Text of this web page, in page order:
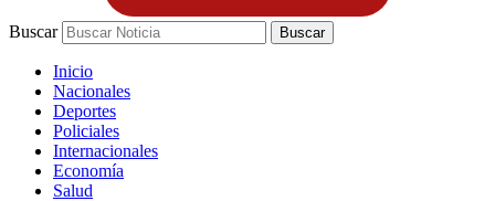
Buscar Buscar
Inicio
Nacionales
Deportes
Policiales
Internacionales
Economía
Salud